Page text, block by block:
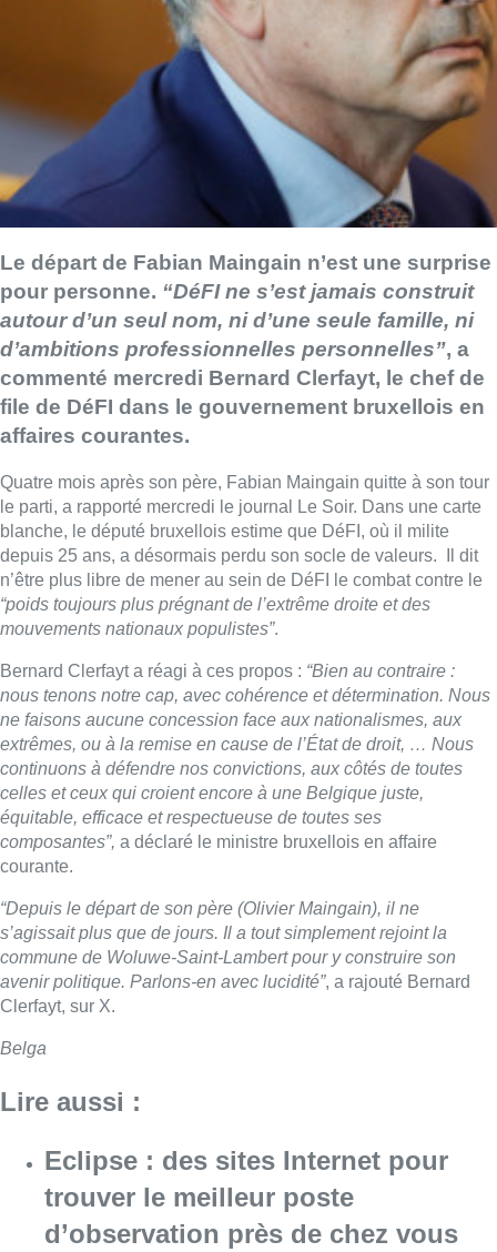
Le départ de Fabian Maingain n’est une surprise
pour personne. “DéFI ne s’est jamais construit
autour d’un seul nom, ni d’une seule famille, ni
d’ambitions professionnelles personnelles”, a
commenté mercredi Bernard Clerfayt, le chef de
file de DéFI dans le gouvernement bruxellois en
affaires courantes.
Quatre mois après son père, Fabian Maingain quitte à son tour
le parti, a rapporté mercredi le journal Le Soir. Dans une carte
blanche, le député bruxellois estime que DéFI, où il milite
depuis 25 ans, a désormais perdu son socle de valeurs. Il dit
n’être plus libre de mener au sein de DéFI le combat contre le
“poids toujours plus prégnant de l’extrême droite et des
mouvements nationaux populistes”.
Bernard Clerfayt a réagi à ces propos : “Bien au contraire :
nous tenons notre cap, avec cohérence et détermination. Nous
ne faisons aucune concession face aux nationalismes, aux
extrêmes, ou à la remise en cause de l’État de droit, … Nous
continuons à défendre nos convictions, aux côtés de toutes
celles et ceux qui croient encore à une Belgique juste,
équitable, efficace et respectueuse de toutes ses
composantes”, a déclaré le ministre bruxellois en affaire
courante.
“Depuis le départ de son père (Olivier Maingain), il ne
s’agissait plus que de jours. Il a tout simplement rejoint la
commune de Woluwe-Saint-Lambert pour y construire son
avenir politique. Parlons-en avec lucidité”, a rajouté Bernard
Clerfayt, sur X.
Belga
Lire aussi :
Eclipse : des sites Internet pour
trouver le meilleur poste
d’observation près de chez vous